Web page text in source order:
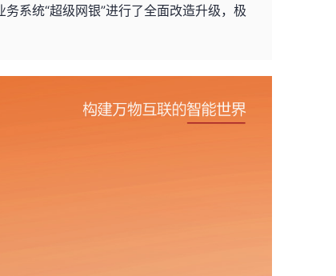
系统“超级网银”进行了全面改造升级，极